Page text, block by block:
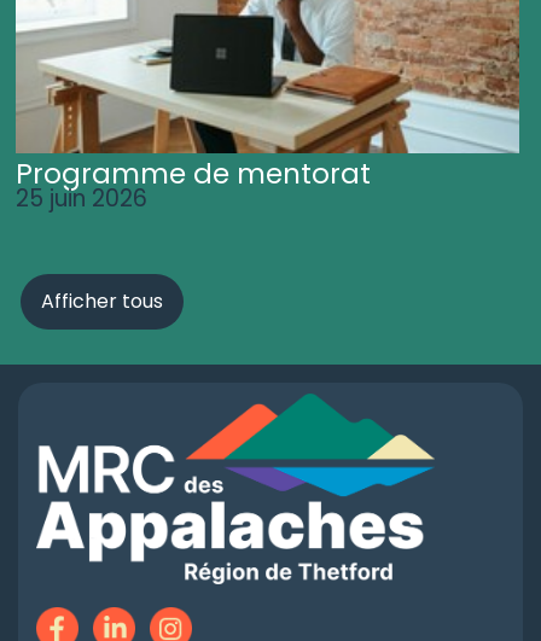
Programme de mentorat
25 juin 2026
Afficher tous